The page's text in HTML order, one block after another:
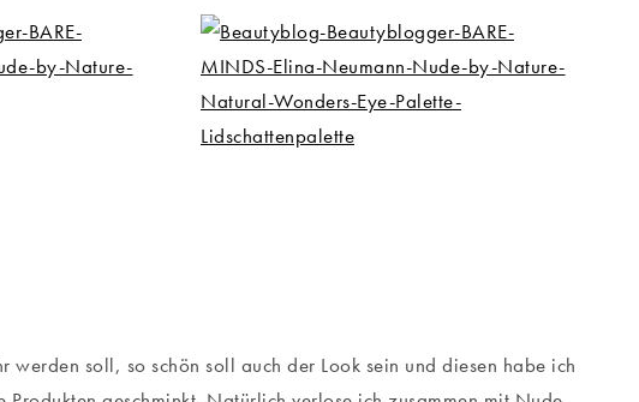
werden soll, so schön soll auch der Look sein und diesen habe ich